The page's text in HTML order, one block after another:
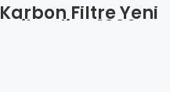
Karbon Filtre Yeni
Silverline 1006-